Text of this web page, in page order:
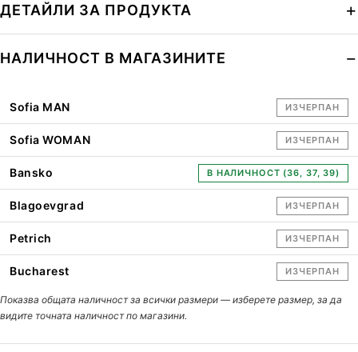
ДЕТАЙЛИ ЗА ПРОДУКТА
НАЛИЧНОСТ В МАГАЗИНИТЕ
Sofia MAN ИЗЧЕРПАН
Sofia WOMAN ИЗЧЕРПАН
Bansko В НАЛИЧНОСТ (36, 37, 39)
Blagoevgrad ИЗЧЕРПАН
Petrich ИЗЧЕРПАН
Bucharest ИЗЧЕРПАН
Показва общата наличност за всички размери — изберете размер, за да
видите точната наличност по магазини.